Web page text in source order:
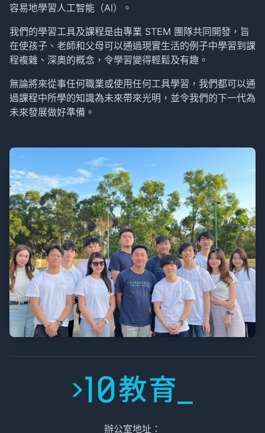
容易地學習人工智能（AI）。
我們的學習工具及課程是由專業 STEM 團隊共同開發，旨
在使孩子、老師和父母可以通過現實生活的例子中學習到課
程複雜、深奧的概念，令學習變得輕鬆及有趣。
無論將來從事任何職業或使用任何工具學習，我們都可以通
過課程中所學的知識為未來帶來光明，並令我們的下一代為
未來發展做好準備。
辦公室地址：